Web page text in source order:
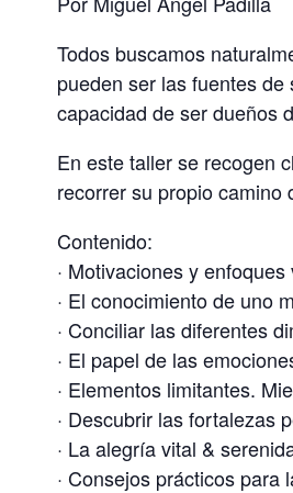
Todos buscamos
pueden ser las fuentes
capacidad de ser dueños
En este taller se recogen
recorrer su propio camino
Contenido:
· Motivaciones y enfoques
· El conocimiento de uno
· Conciliar las diferentes
· El papel de las
· Elementos limitantes.
· Descubrir las fortalezas
· La alegría vital &
· Consejos prácticos para